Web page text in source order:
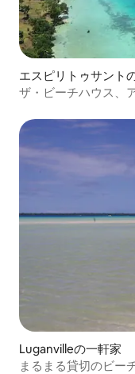
エスピリトゥサント
ザ・ビーチハウス、
Luganvilleの一軒家
まるまる貸切のビー